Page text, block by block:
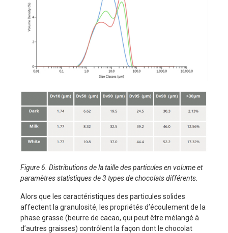
Figure 6. Distributions de la taille des particules en volume et
paramètres statistiques de 3 types de chocolats différents.
Alors que les caractéristiques des particules solides
affectent la granulosité, les propriétés d’écoulement de la
phase grasse (beurre de cacao, qui peut être mélangé à
d’autres graisses) contrôlent la façon dont le chocolat